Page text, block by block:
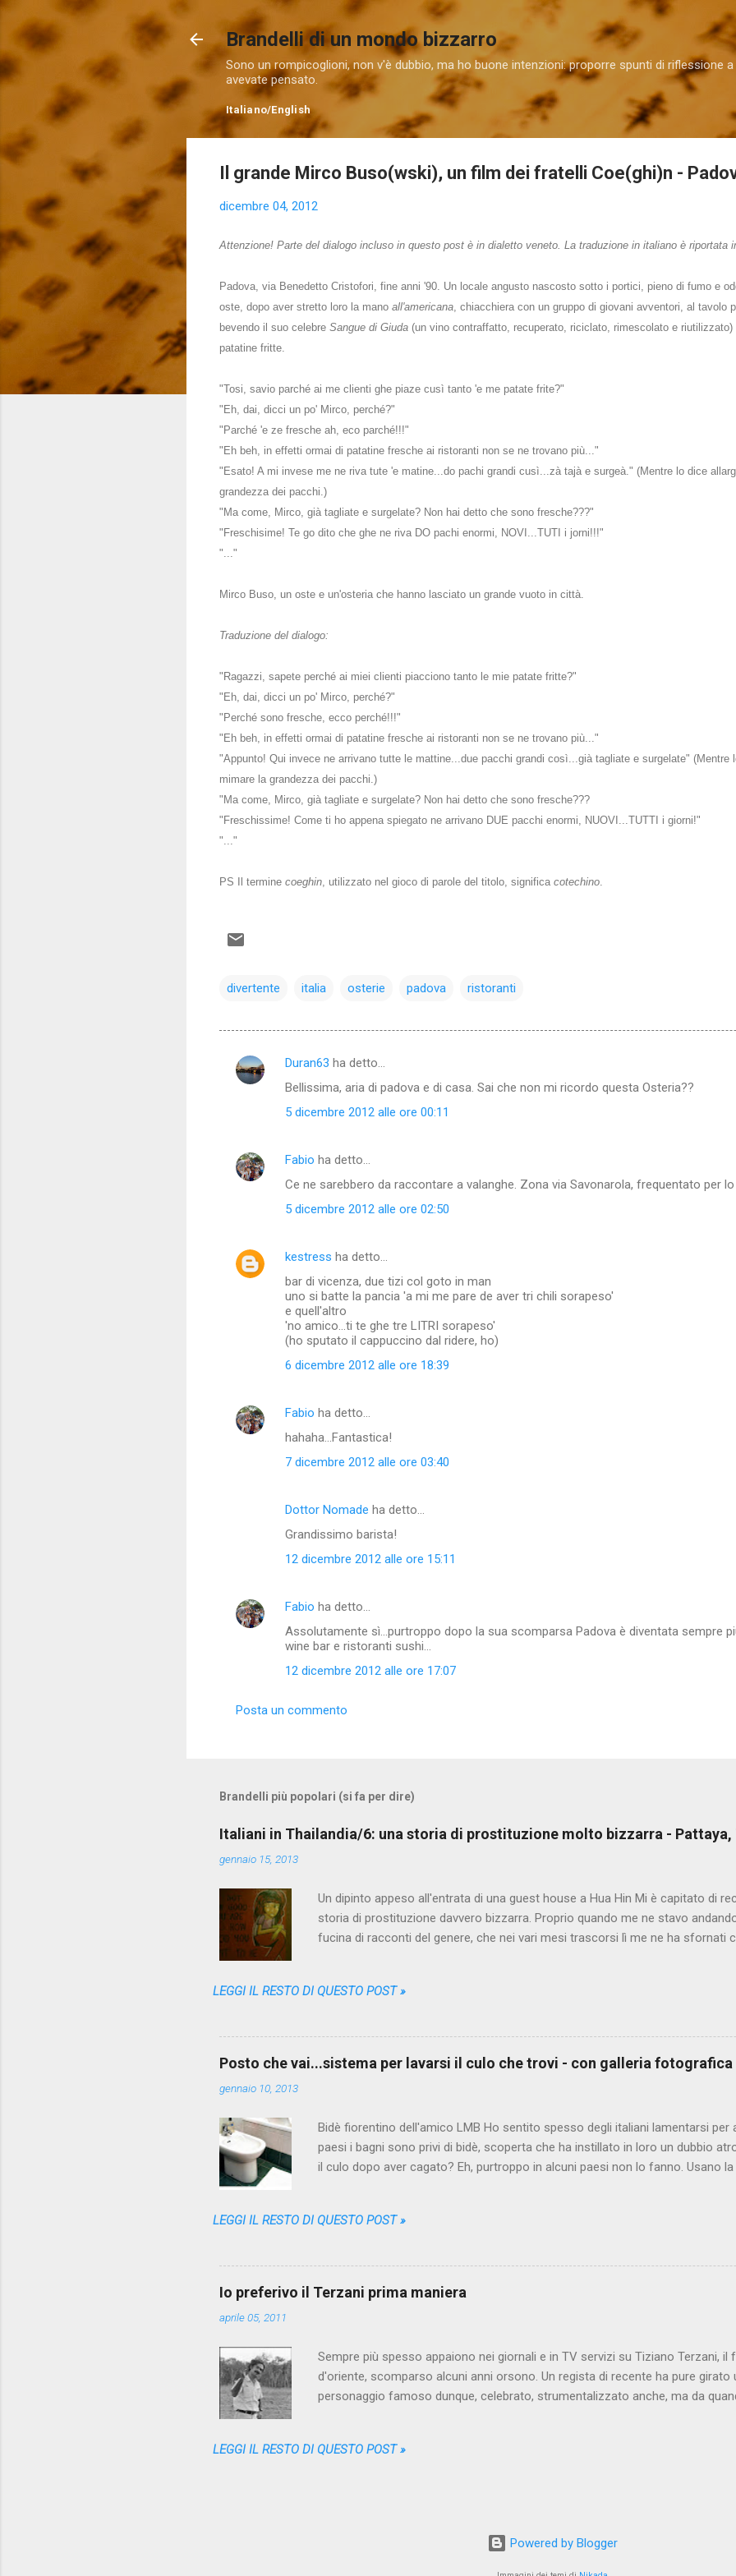
Passa ai contenuti principali
Brandelli di un mondo bizzarro
Sono un rompicoglioni, non v'è dubbio, ma ho buone intenzioni: proporre spunti di riflessione
avevate pensato.
Italiano/English
Il grande Mirco Buso(wski), un film dei fratelli Coe(ghi)n -
dicembre 04, 2012
Attenzione! Parte del dialogo incluso in questo post è in dialetto veneto. La traduzione in italiano è riportata
Padova, via Benedetto Cristofori, fine anni '90. Un locale angusto nascosto sotto i portici, pieno di fumo e
oste , dopo aver stretto loro la mano all'americana chiacchiera con un gruppo di giovani avventori, al tavolo
bevendo il suo celebre Sangue di Giuda (un vino contraffatto, recuperato, riciclato, rimescolato e
patatine fritte.
"Tosi, savio parché ai me clienti ghe piaze cusì tanto 'e me patate frite?"
"Eh, dai, dicci un po' Mirco, perché?"
"Parché 'e ze fresche ah, eco parché!!!"
"Eh beh, in effetti ormai di patatine fresche ai ristoranti non se ne trovano più..."
"Esato! A mi invese me ne riva tute 'e matine...do pachi grandi cusì...zà tajà e surgeà." (Mentre lo dice
grandezza dei pacchi.)
"Ma come, Mirco, già tagliate e surgelate? Non hai detto che sono fresche???"
"Freschisime! Te go dito che ghe ne riva DO pachi enormi, NOVI...TUTI i jorni!!!"
"..."
Mirco Buso, un oste e un'osteria che hanno lasciato un grande vuoto in città.
Traduzione del dialogo:
"Ragazzi, sapete perché ai miei clienti piacciono tanto le mie patate fritte?"
"Eh, dai, dicci un po' Mirco, perché?"
"Perché sono fresche, ecco perché!!!"
"Eh beh, in effetti ormai di patatine fresche ai ristoranti non se ne trovano più..."
"Appunto! Qui invece ne arrivano tutte le mattine...due pacchi grandi così...già tagliate e surgelate" (Mentre
mimare la grandezza dei pacchi.)
"Ma come, Mirco, già tagliate e surgelate? Non hai detto che sono fresche???
"Freschissime! Come ti ho appena spiegato ne arrivano DUE pacchi enormi, NUOVI...TUTTI i giorni!"
"..."
PS Il termine coeghin , utilizzato nel gioco di parole del titolo, significa cotechino
divertente italia osterie padova ristoranti
C
e
Duran63 ha detto…
Bellissima, aria di padova e di casa. Sai che non mi ricordo questa Osteria??
5 dicembre 2012 alle ore 00:11
Fabio ha detto…
Ce ne sarebbero da raccontare a valanghe. Zona via Savonarola, frequentato per lo
5 dicembre 2012 alle ore 02:50
kestress ha detto…
bar di vicenza, due tizi col goto in man
uno si batte la pancia 'a mi me pare de aver tri chili sorapeso'
e quell'altro
'no amico...ti te ghe tre LITRI sorapeso'
(ho sputato il cappuccino dal ridere, ho)
6 dicembre 2012 alle ore 18:39
Fabio ha detto…
hahaha...Fantastica!
7 dicembre 2012 alle ore 03:40
Dottor Nomade ha detto…
Grandissimo barista!
12 dicembre 2012 alle ore 15:11
Fabio ha detto…
Assolutamente sì...purtroppo dopo la sua scomparsa Padova è diventata sempre
wine bar e ristoranti sushi...
12 dicembre 2012 alle ore 17:07
Posta un commento
Brandelli più popolari (si fa per dire)
Italiani in Thailandia/6: una storia di prostituzione molto bizzarra - Pattaya,
gennaio 15, 2013
Un dipinto appeso all'entrata di una guest house a Hua Hin Mi è capitato di
storia di prostituzione davvero bizzarra. Proprio quando me ne stavo
fucina di racconti del genere, che nei vari mesi trascorsi lì me ne ha sfornati
l'appunto chiameremo PA, da Puttaniere-Anonimo, un bel giorno scende dalla
queste parti. Non è una missione tranquilla però, come qualcuno di noi
far due passi, imbattersi nella prima delle migliaia di occasioni offerte dalla
No, PA è torturato dai dubbi, si arrovella pe...
LEGGI IL RESTO DI QUESTO POST »
Posto che vai...sistema per lavarsi il culo che trovi - con galleria fotografica
gennaio 10, 2013
Bidè fiorentino dell'amico LMB Ho sentito spesso degli italiani lamentarsi per
paesi i bagni sono privi di bidè, scoperta che ha instillato in loro un dubbio
il culo dopo aver cagato? Eh, purtroppo in alcuni paesi non lo fanno. Usano
scomparsa dei residui di merda si è accompagnata l'apparizione sulla carta
l'assenza del bidè non significa necessariamente che in quel posto non ci si
dal cesso. Ecco appunto, sottolineo il prima . In Italia infatti per lavarci
alzarci, fare ...
LEGGI IL RESTO DI QUESTO POST »
Io preferivo il Terzani prima maniera
aprile 05, 2011
Sempre più spesso appaiono nei giornali e in TV servizi su Tiziano Terzani,
d'oriente, scomparso alcuni anni orsono. Un regista di recente ha pure girato
personaggio famoso dunque, celebrato, strumentalizzato anche, ma da
Repubblica, ma a causa forse del fatto che aveva quasi sempre lavorato
millennio. Nella sezione "viaggi in oriente" di ...
LEGGI IL RESTO DI QUESTO POST »
Powered by Blogger